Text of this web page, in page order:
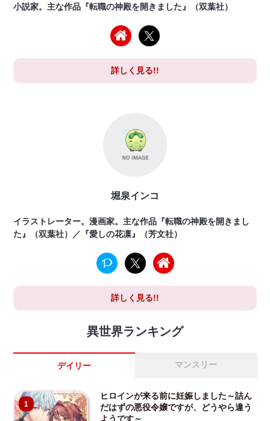
小説家。主な作品『転職の神殿を開きました』（双葉社）
詳しく見る!!
堀泉インコ
イラストレーター。漫画家。主な作品『転職の神殿を開きまし
た』（双葉社）／『愛しの花凛』（芳文社）
詳しく見る!!
異世界ランキング
デイリー マンスリー
1
ヒロインが来る前に妊娠しました～詰ん
だはずの悪役令嬢ですが、どうやら違う
ようです～